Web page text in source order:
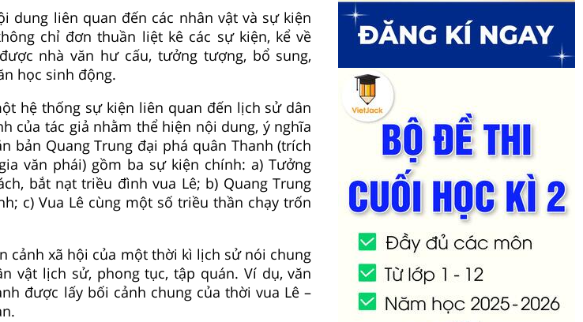
dung liên quan đến các nhân vật và sự kiện
chỉ đơn thuần liệt kê các sự kiện, kể về
nhà văn hư cấu, tưởng tượng, bổ sung,
học sinh động.
hệ thống sự kiện liên quan đến lịch sử dân
của tác giả nhằm thể hiện nội dung, ý nghĩa
bản Quang Trung đại phá quân Thanh (trích
văn phái) gồm ba sự kiện chính: a) Tưởng
bắt nạt triều đình vua Lê; b) Quang Trung
c) Vua Lê cùng một số triều thần chạy trốn
cảnh xã hội của một thời kì lịch sử nói chung
vật lịch sử, phong tục, tập quán. Ví dụ, văn
được lấy bối cảnh chung của thời vua Lê –